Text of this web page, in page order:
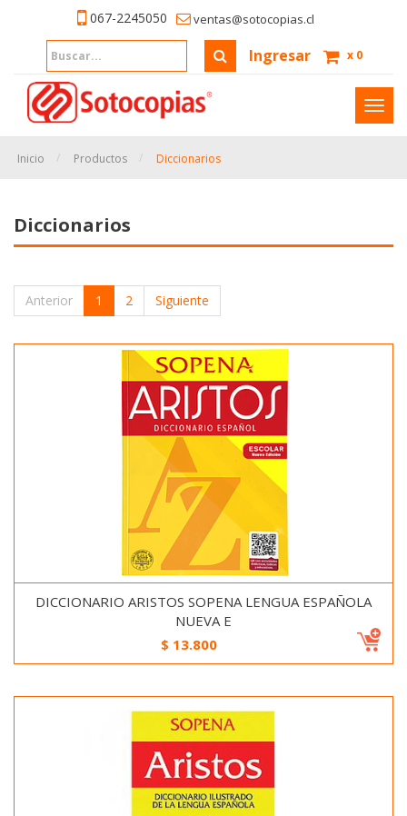
067-2245050 ventas@sotocopias.cl
Ingresar x 0
Inicio Productos Diccionarios
Diccionarios
Anterior 1 2 Siguiente
DICCIONARIO ARISTOS SOPENA LENGUA ESPAÑOLA
NUEVA E
$ 13.800